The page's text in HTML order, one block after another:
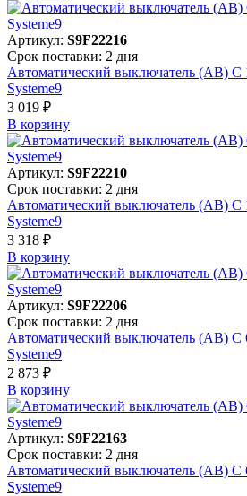
Артикул: S9F22216
Срок поставки: 2 дня
Автоматический выключатель (АВ) C
Systeme9
3 019 ₽
В корзинy
Артикул: S9F22210
Срок поставки: 2 дня
Автоматический выключатель (АВ) C
Systeme9
3 318 ₽
В корзинy
Артикул: S9F22206
Срок поставки: 2 дня
Автоматический выключатель (АВ) C
Systeme9
2 873 ₽
В корзинy
Артикул: S9F22163
Срок поставки: 2 дня
Автоматический выключатель (АВ) C
Systeme9